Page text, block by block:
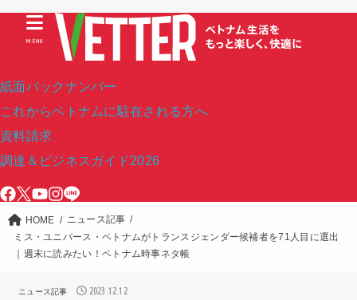
紙面バックナンバー
これからベトナムに駐在される方へ
資料請求
調達＆ビジネスガイド2026
MENU
HOME
ニュース記事
ミス・ユニバース・ベトナムがトランスジェンダー候補者を71人目に選出
｜週末に読みたい！ベトナム時事ネタ帳
ニュース記事 2023.12.12